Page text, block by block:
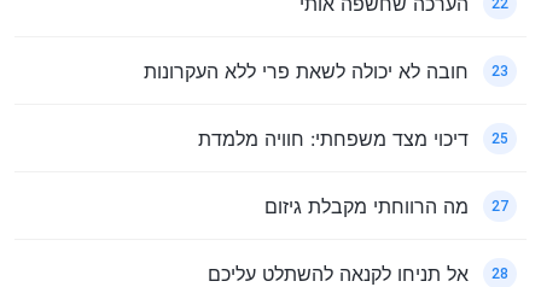
23 חובה לא יכולה לשאת פרי ללא העקרונות
25 דיכוי מצד משפחתי: חוויה מלמדת
27 מה הרווחתי מקבלת גיזום
28 אל תניחו לקנאה להשתלט עליכם